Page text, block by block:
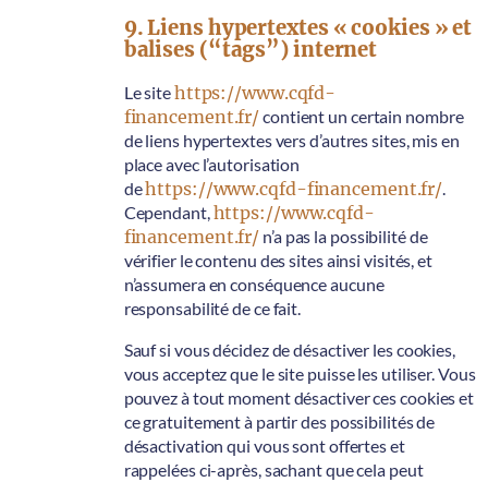
9. Liens hypertextes « cookies » et
balises (“tags”) internet
Le sitehttps://www.cqfd-
financement.fr/contient un certain nombre
de liens hypertextes vers d’autres sites, mis en
place avec l’autorisation
dehttps://www.cqfd-financement.fr/.
Cependant,https://www.cqfd-
financement.fr/ n’a pas la possibilité de
vérifier le contenu des sites ainsi visités, et
n’assumera en conséquence aucune
responsabilité de ce fait.
Sauf si vous décidez de désactiver les cookies,
vous acceptez que le site puisse les utiliser. Vous
pouvez à tout moment désactiver ces cookies et
ce gratuitement à partir des possibilités de
désactivation qui vous sont offertes et
rappelées ci-après, sachant que cela peut